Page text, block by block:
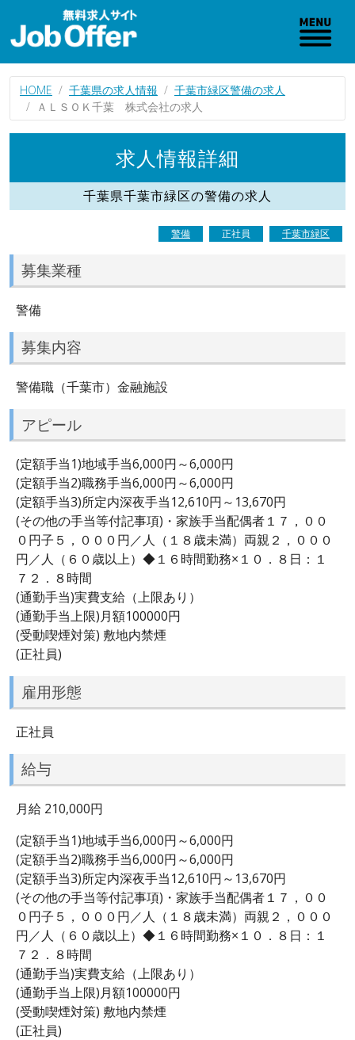
HOME 千葉県の求人情報
千葉市緑区警備の求人
ＡＬＳＯＫ千葉 株式会社の求人
求人情報詳細
千葉県千葉市緑区の警備の求人
警備 正社員 千葉市緑区
募集業種
警備
募集内容
警備職（千葉市）金融施設
アピール
(定額手当1)地域手当6,000円～6,000円
(定額手当2)職務手当6,000円～6,000円
(定額手当3)所定内深夜手当12,610円～13,670円
(その他の手当等付記事項)・家族手当配偶者１７，００
０円子５，０００円／人（１８歳未満）両親２，０００
円／人（６０歳以上）◆１６時間勤務×１０．８日：１
７２．８時間
(通勤手当)実費支給（上限あり）
(通勤手当上限)月額100000円
(受動喫煙対策) 敷地内禁煙
(正社員)
雇用形態
正社員
給与
月給 210,000円
(定額手当1)地域手当6,000円～6,000円
(定額手当2)職務手当6,000円～6,000円
(定額手当3)所定内深夜手当12,610円～13,670円
(その他の手当等付記事項)・家族手当配偶者１７，００
０円子５，０００円／人（１８歳未満）両親２，０００
円／人（６０歳以上）◆１６時間勤務×１０．８日：１
７２．８時間
(通勤手当)実費支給（上限あり）
(通勤手当上限)月額100000円
(受動喫煙対策) 敷地内禁煙
(正社員)